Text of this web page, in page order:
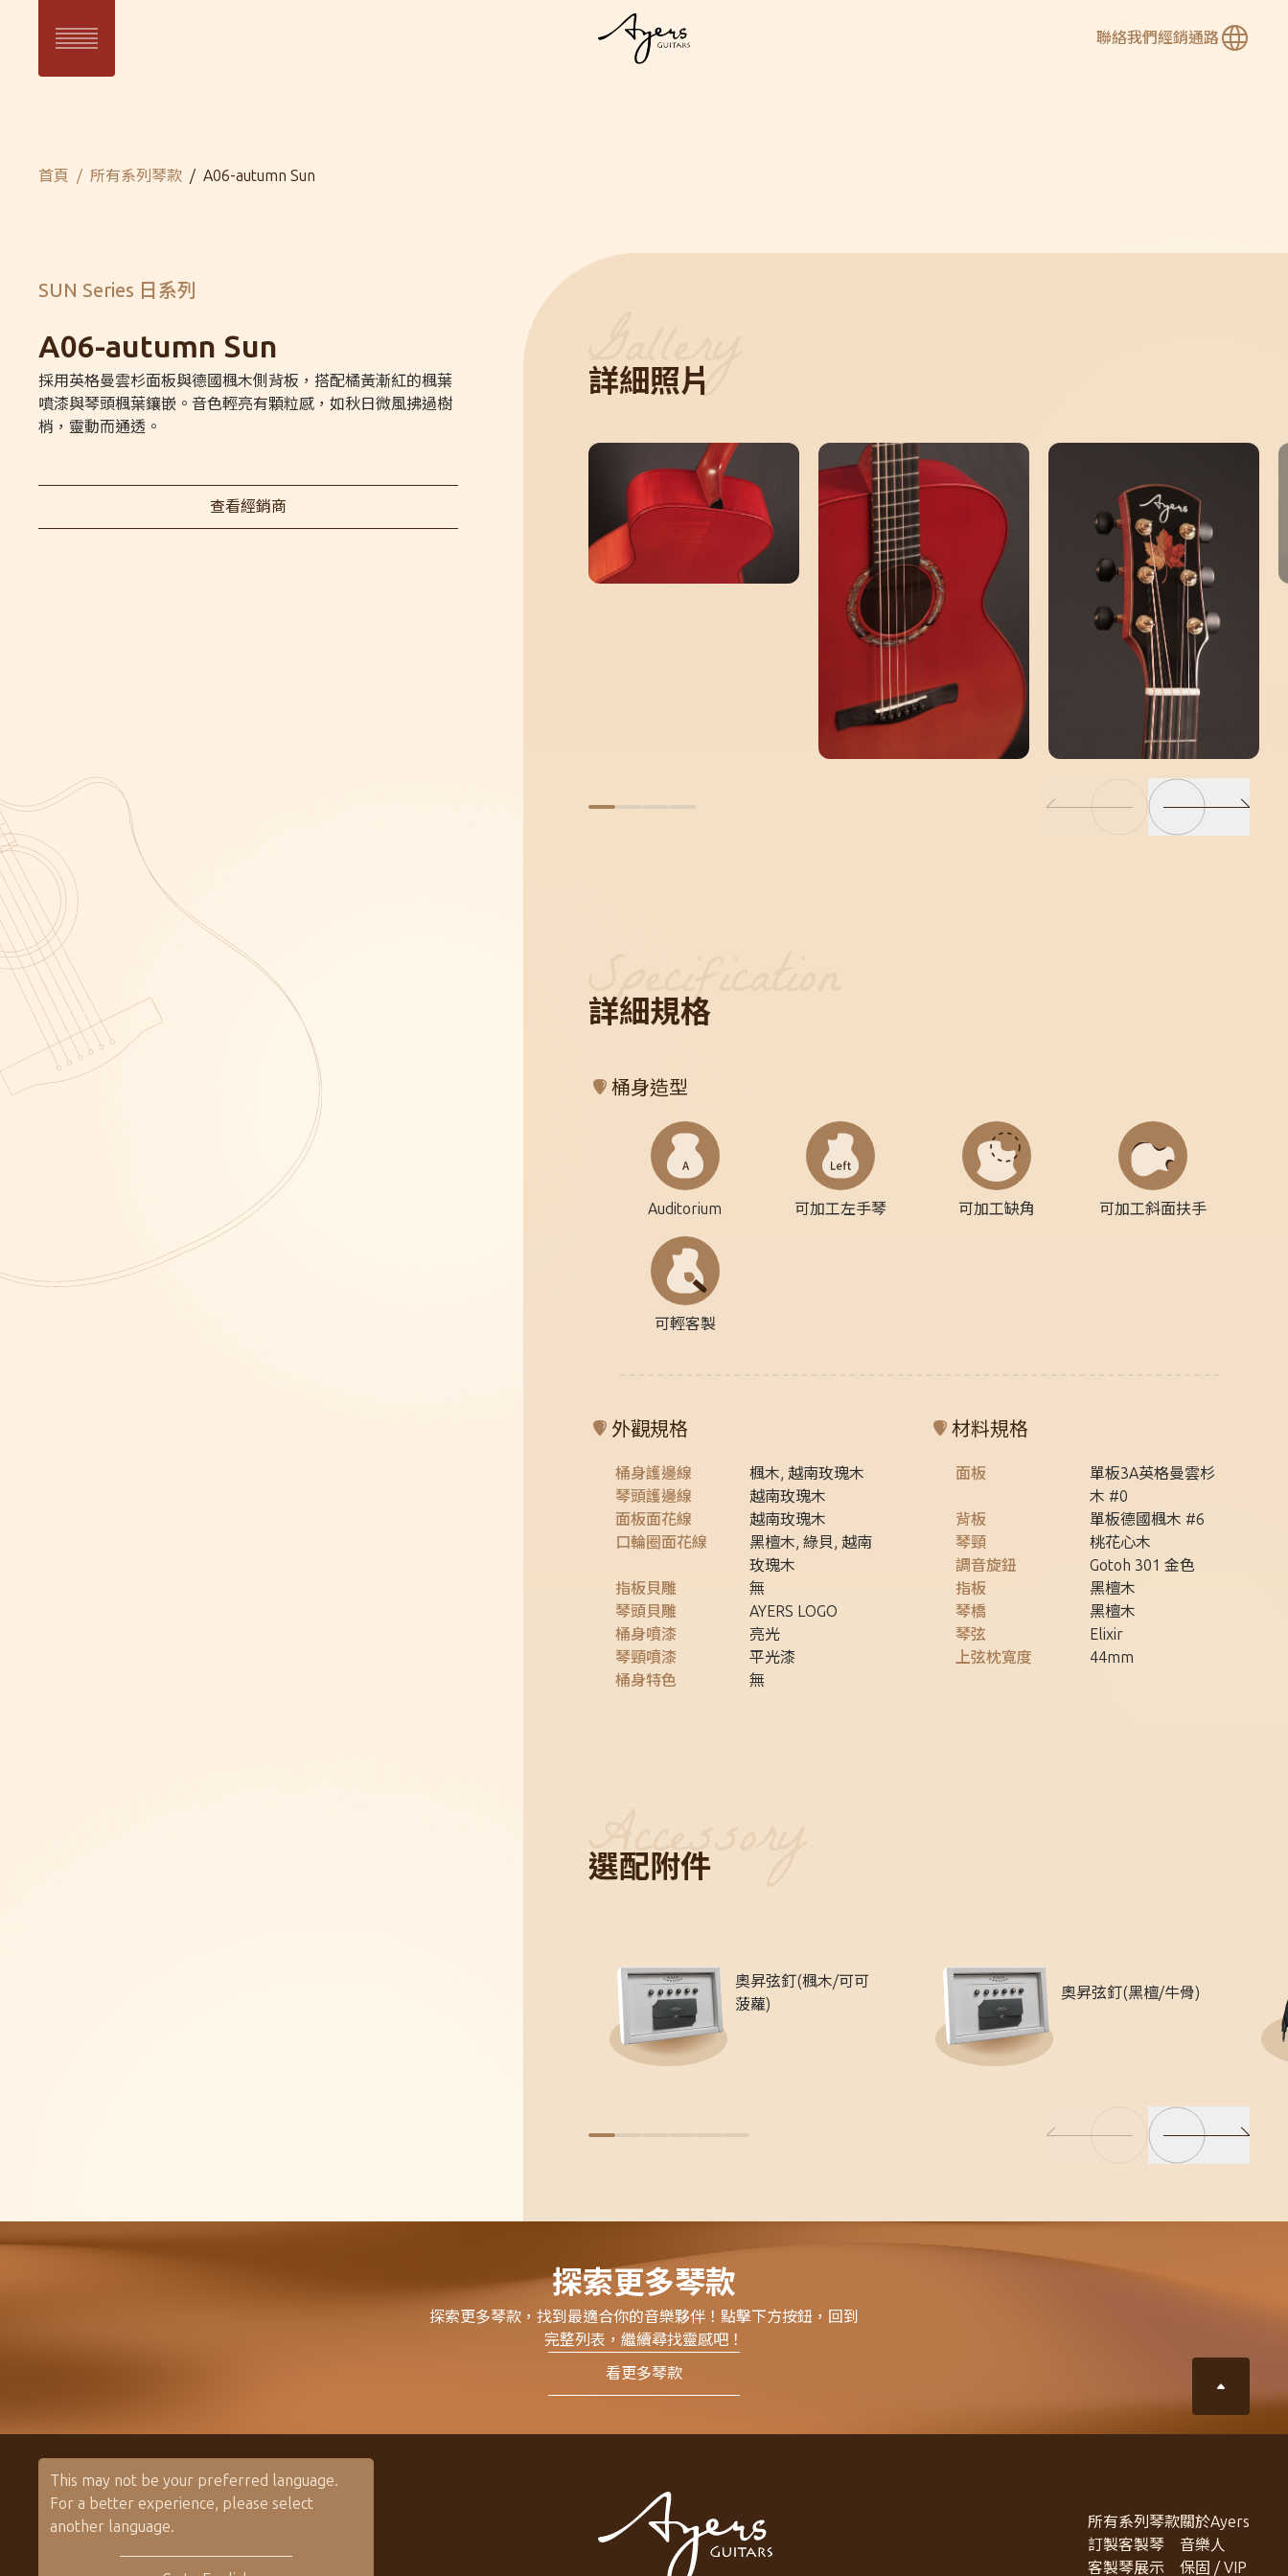
聯絡我們經銷通路
MASTER Series
Vintage Series
Ukulele Series
客製琴
訂製客製琴 客製琴展示
保固 / VIP 型錄下載 聯絡我們經銷通路
This may not be your preferred language.
For a better experience, please select
another language.
首頁 所有系列琴款 目前頁面：
A06-autumn Sun
SUN Series 日系列
A06-autumn Sun
採用英格曼雲杉面板與德國楓木側背板，搭配橘黃漸紅的楓葉
噴漆與琴頭楓葉鑲嵌。音色輕亮有顆粒感，如秋日微風拂過樹
梢，靈動而通透。
查看經銷商
詳細照片
詳細規格
桶身造型
Auditorium 可加工左手琴 可加工缺角 可加工斜面扶手
可輕客製
外觀規格
桶身護邊線
楓木, 越南玫瑰木
琴頭護邊線
越南玫瑰木
面板面花線
越南玫瑰木
口輪圈面花線
黑檀木, 綠貝, 越南
玫瑰木
指板貝雕
無
琴頭貝雕
AYERS LOGO
桶身噴漆
亮光
琴頸噴漆
平光漆
桶身特色
無
材料規格
面板
單板3A英格曼雲杉
木 #0
背板
單板德國楓木 #6
琴頸
桃花心木
調音旋鈕
Gotoh 301 金色
指板
黑檀木
琴橋
黑檀木
琴弦
Elixir
上弦枕寬度
44mm
選配附件
奧昇弦釘(楓木/可可
菠蘿)
奧昇弦釘(黑檀/牛骨)
探索更多琴款
探索更多琴款，找到最適合你的音樂夥伴！點擊下方按鈕，回到
完整列表，繼續尋找靈感吧！
看更多琴款
聯絡我們經銷通路
所有系列琴款
訂製客製琴
客製琴展示
關於Ayers
音樂人
保固 / VIP